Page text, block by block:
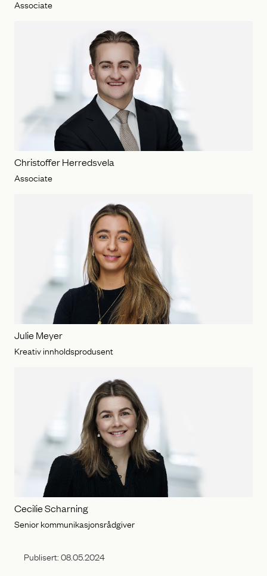
Associate
Christoffer Herredsvela
Associate
Julie Meyer
Kreativ innholdsprodusent
Cecilie Scharning
Senior kommunikasjonsrådgiver
Publisert:08.05.2024